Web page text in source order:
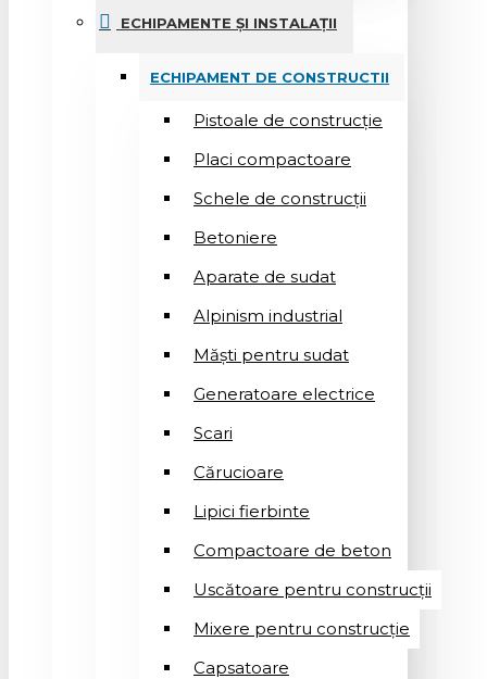
ECHIPAMENTE ȘI INSTALAȚII
ECHIPAMENT DE CONSTRUCTII
Pistoale de construcție
Placi compactoare
Schele de construcții
Betoniere
Aparate de sudat
Alpinism industrial
Măști pentru sudat
Generatoare electrice
Scari
Cărucioare
Lipici fierbinte
Compactoare de beton
Uscătoare pentru construcții
Mixere pentru construcție
Capsatoare